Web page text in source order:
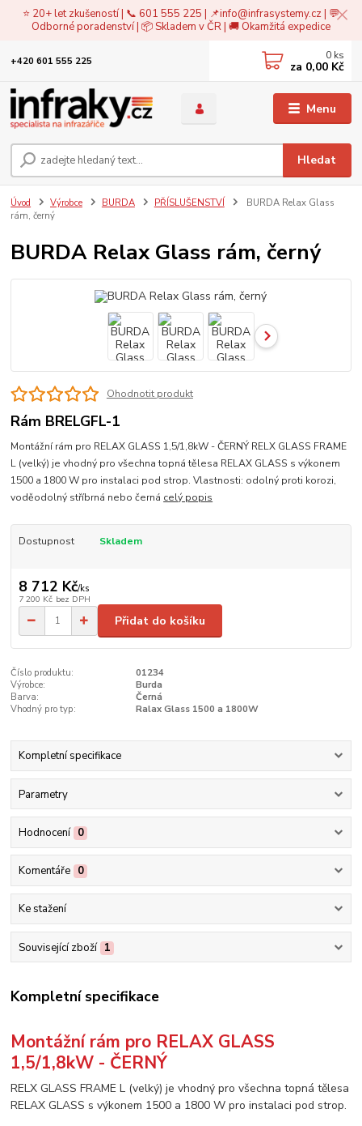
⭐ 20+ let zkušeností | 📞 601 555 225 | 📌info@infrasystemy.cz| 💬
Odborné poradenství | 📦 Skladem v ČR | 🚚 Okamžitá expedice
Menu
Hledat
+420 601 555 225 0 ks
za 0,00 Kč
Úvod Výrobce BURDA PŘÍSLUŠENSTVÍ
BURDA Relax Glass
rám, černý
BURDA Relax Glass rám, černý
Ohodnotit produkt
Rám BRELGFL-1
Montážní rám pro RELAX GLASS 1,5/1,8kW - ČERNÝ RELX GLASS FRAME
L (velký) je vhodný pro všechna topná tělesa RELAX GLASS s výkonem
1500 a 1800 W pro instalaci pod strop. Vlastnosti: odolný proti korozi,
voděodolný stříbrná nebo černá celý popis
Dostupnost Skladem
8 712 Kč/ks
7 200 Kč bez DPH
Přidat do košíku
Číslo produktu:
01234
Výrobce:
Burda
Barva:
Černá
Vhodný pro typ:
Ralax Glass 1500 a 1800W
Kompletní specifikace
Parametry
Hodnocení 0
Komentáře 0
Ke stažení
Související zboží 1
Kompletní specifikace
Montážní rám pro RELAX GLASS
1,5/1,8kW - ČERNÝ
RELX GLASS FRAME L (velký) je vhodný pro všechna topná tělesa
RELAX GLASS s výkonem 1500 a 1800 W pro instalaci pod strop.